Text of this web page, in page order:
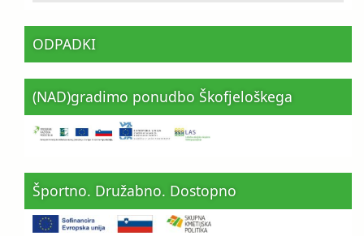
ODPADKI
(NAD)gradimo ponudbo Škofjeloškega
Športno. Družabno. Dostopno